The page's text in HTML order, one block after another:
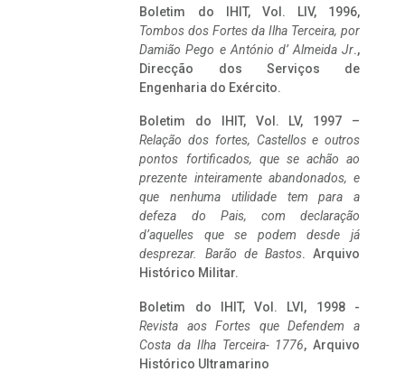
Boletim do IHIT, Vol. LIV, 1996,
Tombos dos Fortes da Ilha Terceira, por
Damião Pego e António d’ Almeida Jr.,
Direcção dos Serviços de
Engenharia do Exército.
Boletim do IHIT, Vol. LV, 1997 –
Relação dos fortes, Castellos e outros
pontos fortificados, que se achão ao
prezente inteiramente abandonados, e
que nenhuma utilidade tem para a
defeza do Pais, com declaração
d’aquelles que se podem desde já
desprezar. Barão de Bastos. Arquivo
Histórico Militar.
Boletim do IHIT, Vol. LVI, 1998 -
Revista aos Fortes que Defendem a
Costa da Ilha Terceira- 1776, Arquivo
Histórico Ultramarino